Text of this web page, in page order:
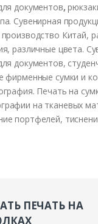
документов,
. Сувенирная
производство Китай,
,различные цвета.
документов,
фирменные сумки и
. Печать на
на тканевых
портфелей,
ПЕЧАТЬ НА